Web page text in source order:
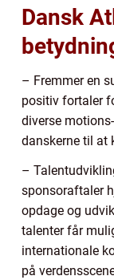
Dansk
– Fremmer en
positiv fortaler
diverse
danskerne til at
–
sponsoraftaler
opdage og
talenter får
internationale
på